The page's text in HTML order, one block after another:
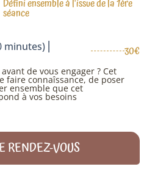
Défini ensemble à l'issue de la 1ère
séance
⎜ 30€
de vous engager ? Cet
faire connaîssance, de poser
ensemble que cet
à vos besoins
RENDEZ-VOUS